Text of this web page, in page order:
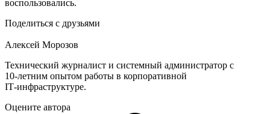
воспользовались.
Поделиться с друзьями
Алексей Морозов
Технический журналист и системный администратор с
10‑летним опытом работы в корпоративной
IT‑инфраструктуре.
Оцените автора